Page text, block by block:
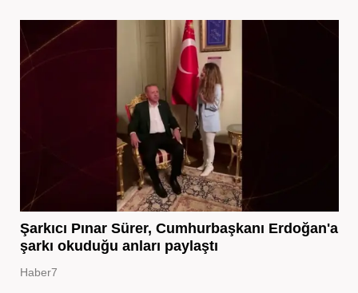
Şarkıcı Pınar Sürer, Cumhurbaşkanı Erdoğan'a
şarkı okuduğu anları paylaştı
Haber7